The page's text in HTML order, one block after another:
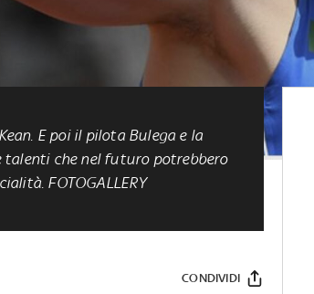
E poi il pilota Bulega e la
talenti che nel futuro potrebbero
FOTOGALLERY
CONDIVIDI